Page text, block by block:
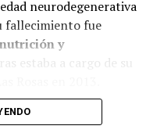
neurodegenerativa
fallecimiento fue
y
estaba a cargo de su
vivió al cuidado de sus